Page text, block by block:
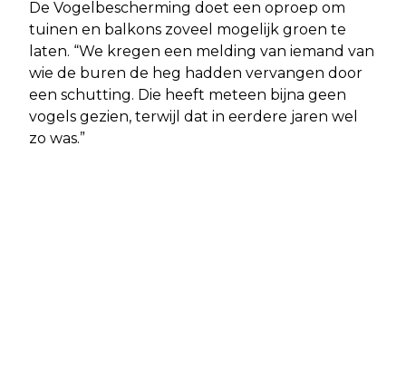
De Vogelbescherming doet een oproep om
tuinen en balkons zoveel mogelijk groen te
laten. “We kregen een melding van iemand van
wie de buren de heg hadden vervangen door
een schutting. Die heeft meteen bijna geen
vogels gezien, terwijl dat in eerdere jaren wel
zo was.”